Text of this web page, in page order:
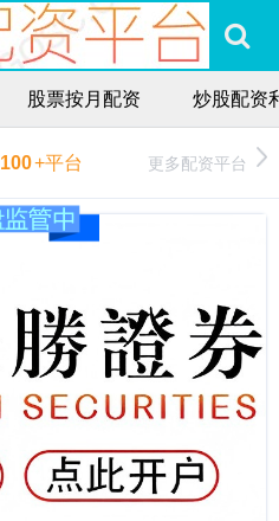
股票按月配资 炒股配资
100+平台 更多配资平台